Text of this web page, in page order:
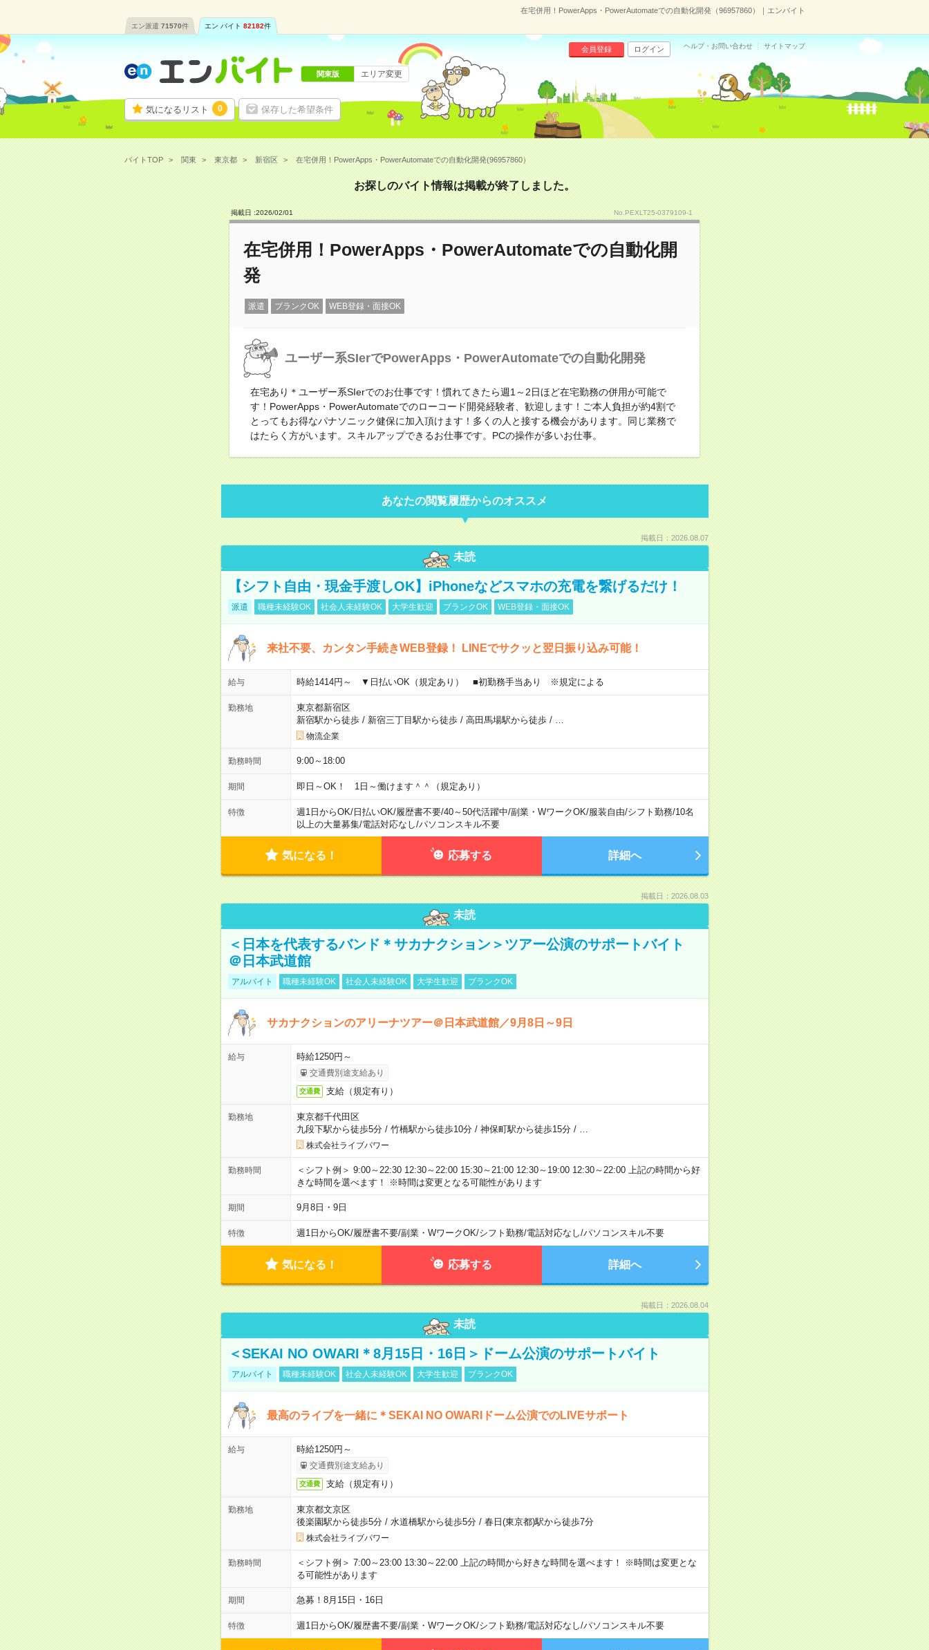
在宅併用！PowerApps・PowerAutomateでの自動化開発（96957860）｜エンバイト
エン派遣 71570件 エン バイト 82182件
気になるリスト 0 保存した希望条件
会員登録 ログイン ヘルプ・お問い合わせ サイトマップ
関東版 エリア変更
バイトTOP 関東 東京都 新宿区 在宅併用！PowerApps・PowerAutomateでの自動化開発(96957860）
お探しのバイト情報は掲載が終了しました。
掲載日 :2026/02/01 No.PEXLT25-0379109-1
在宅併用！PowerApps・PowerAutomateでの自動化開
発
派遣 ブランクOK WEB登録・面接OK
ユーザー系SIerでPowerApps・PowerAutomateでの自動化開発
在宅あり＊ユーザー系SIerでのお仕事です！慣れてきたら週1～2日ほど在宅勤務の併用が可能で
す！PowerApps・PowerAutomateでのローコード開発経験者、歓迎します！ご本人負担が約4割で
とってもお得なパナソニック健保に加入頂けます！多くの人と接する機会があります。同じ業務で
はたらく方がいます。スキルアップできるお仕事です。PCの操作が多いお仕事。
あなたの閲覧履歴からのオススメ
掲載日：2026.08.07
未読
【シフト自由・現金手渡しOK】iPhoneなどスマホの充電を繋げるだけ！
派遣 職種未経験OK 社会人未経験OK 大学生歓迎 ブランクOK WEB登録・面接OK
来社不要、カンタン手続きWEB登録！ LINEでサクッと翌日振り込み可能！
給与 時給1414円～ ▼日払いOK（規定あり） ■初勤務手当あり ※規定による
勤務地
東京都新宿区
新宿駅から徒歩/ 新宿三丁目駅から徒歩/ 高田馬場駅から徒歩/
物流企業
勤務時間 9:00～18:00
期間 即日～OK！ 1日～働けます＾＾（規定あり）
特徴 週1日からOK/日払いOK/履歴書不要/40～50代活躍中/副業・WワークOK/服装自由/シフト勤務/10名
以上の大量募集/電話対応なし/パソコンスキル不要
気になる！ 応募する 詳細へ
掲載日：2026.08.03
未読
＜日本を代表するバンド＊サカナクション＞ツアー公演のサポートバイト
＠日本武道館
アルバイト 職種未経験OK 社会人未経験OK 大学生歓迎 ブランクOK
サカナクションのアリーナツアー＠日本武道館／9月8日～9日
給与 時給1250円～
交通費別途支給あり
交通費 支給（規定有り）
勤務地
東京都千代田区
九段下駅から徒歩5分/ 竹橋駅から徒歩10分/ 神保町駅から徒歩15分/
株式会社ライブパワー
勤務時間
＜シフト例＞ 9:00～22:30 12:30～22:00 15:30～21:00 12:30～19:00 12:30～22:00 上記の時間から好
きな時間を選べます！ ※時間は変更となる可能性があります
期間 9月8日・9日
特徴 週1日からOK/履歴書不要/副業・WワークOK/シフト勤務/電話対応なし/パソコンスキル不要
気になる！ 応募する 詳細へ
掲載日：2026.08.04
未読
＜SEKAI NO OWARI＊8月15日・16日＞ドーム公演のサポートバイト
アルバイト 職種未経験OK 社会人未経験OK 大学生歓迎 ブランクOK
最高のライブを一緒に＊SEKAI NO OWARIドーム公演でのLIVEサポート
給与 時給1250円～
交通費別途支給あり
交通費 支給（規定有り）
勤務地
東京都文京区
後楽園駅から徒歩5分/ 水道橋駅から徒歩5分/ 春日(東京都)駅から徒歩7分
株式会社ライブパワー
勤務時間
＜シフト例＞ 7:00～23:00 13:30～22:00 上記の時間から好きな時間を選べます！ ※時間は変更とな
る可能性があります
期間 急募！8月15日・16日
特徴 週1日からOK/履歴書不要/副業・WワークOK/シフト勤務/電話対応なし/パソコンスキル不要